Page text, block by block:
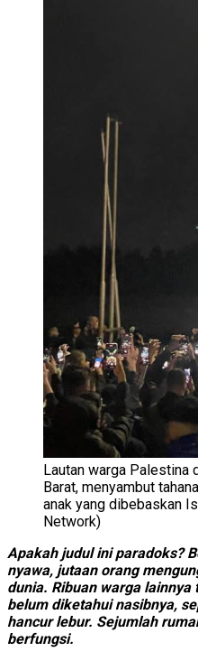
Lautan warga Palestina
Barat, menyambut
anak yang dibebaskan
Network)
Apakah judul ini paradoks?
nyawa, jutaan orang
dunia. Ribuan warga
belum diketahui nasibnya,
hancur lebur. Sejumlah
berfungsi.